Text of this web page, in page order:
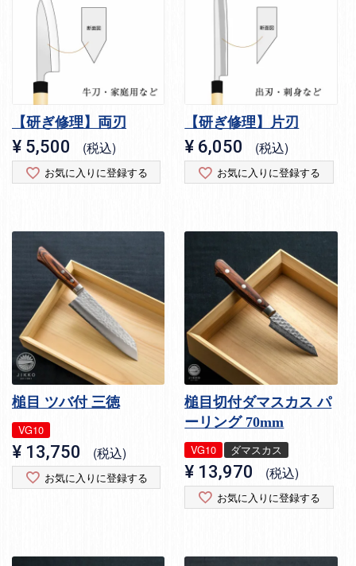
【研ぎ修理】両刃
¥ 5,500 税込
お気に入りに登録する
【研ぎ修理】片刃
¥ 6,050 税込
お気に入りに登録する
槌目 ツバ付 三徳
VG10
¥ 13,750 税込
お気に入りに登録する
槌目切付ダマスカス パ
ーリング 70mm
VG10 ダマスカス
¥ 13,970 税込
お気に入りに登録する